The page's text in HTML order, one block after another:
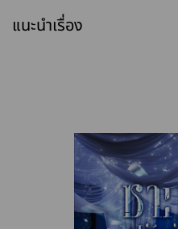
แนะนำเรื่อง